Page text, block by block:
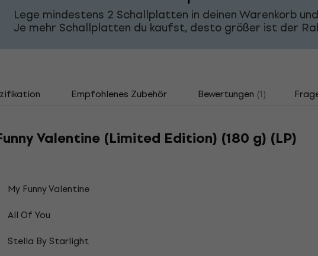
Lege mindestens 2 Schallplatten in deinen Warenkorb
Je mehr Schallplatten du kaufst, desto größer ist der
Empfohlenes Zubehör Bewertungen (1)
Valentine (Limited Edition) (180 g) (LP)
My Funny Valentine
All Of You
Stella By Starlight